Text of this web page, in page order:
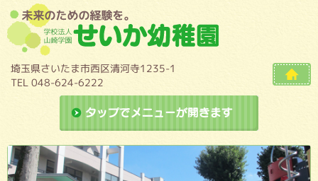
埼玉県さいたま市西区清河寺1235-1
TEL 048-624-6222